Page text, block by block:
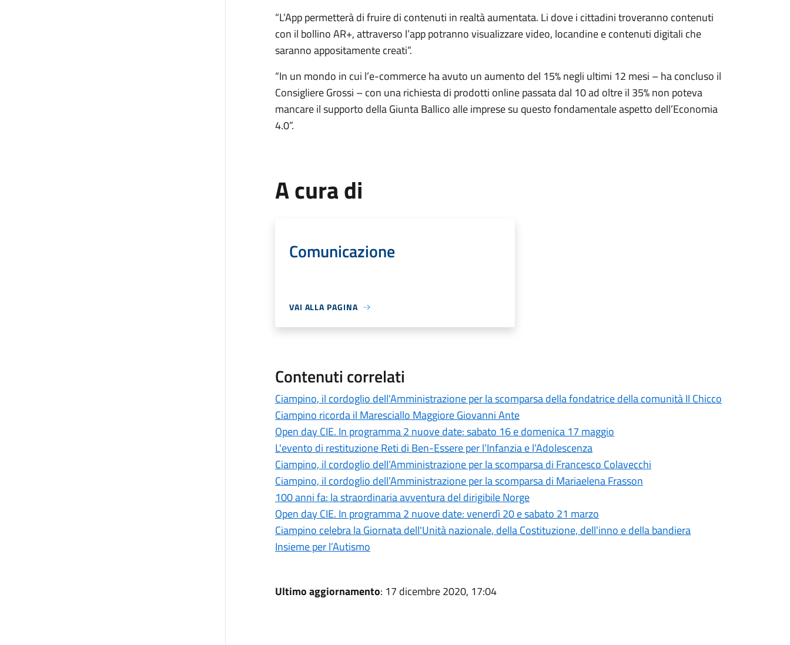
“L’App permetterà di fruire di contenuti in realtà aumentata. Li dove i cittadini troveranno contenuti
con il bollino AR+, attraverso l’app potranno visualizzare video, locandine e contenuti digitali che
saranno appositamente creati”.
“In un mondo in cui l’e-commerce ha avuto un aumento del 15% negli ultimi 12 mesi – ha concluso il
Consigliere Grossi – con una richiesta di prodotti online passata dal 10 ad oltre il 35% non poteva
mancare il supporto della Giunta Ballico alle imprese su questo fondamentale aspetto dell’Economia
4.0”.
A cura di
Comunicazione
VAI ALLA PAGINA
Contenuti correlati
Ciampino, il cordoglio dell'Amministrazione per la scomparsa della fondatrice della comunità Il Chicco
Ciampino ricorda il Maresciallo Maggiore Giovanni Ante
Open day CIE. In programma 2 nuove date: sabato 16 e domenica 17 maggio
L'evento di restituzione Reti di Ben-Essere per l’Infanzia e l’Adolescenza
Ciampino, il cordoglio dell’Amministrazione per la scomparsa di Francesco Colavecchi
Ciampino, il cordoglio dell’Amministrazione per la scomparsa di Mariaelena Frasson
100 anni fa: la straordinaria avventura del dirigibile Norge
Open day CIE. In programma 2 nuove date: venerdì 20 e sabato 21 marzo
Ciampino celebra la Giornata dell'Unità nazionale, della Costituzione, dell'inno e della bandiera
Insieme per l’Autismo
Ultimo aggiornamento: 17 dicembre 2020, 17:04